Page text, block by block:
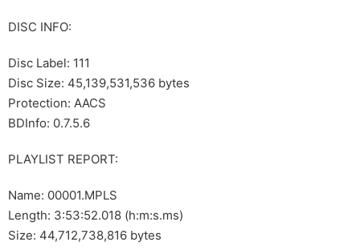
DISC INFO:
Disc Label: 111
Disc Size: 45,139,531,536 bytes
Protection: AACS
BDInfo: 0.7.5.6
PLAYLIST REPORT:
Name: 00001.MPLS
Length: 3:53:52.018 (h:m:s.ms)
Size: 44,712,738,816 bytes